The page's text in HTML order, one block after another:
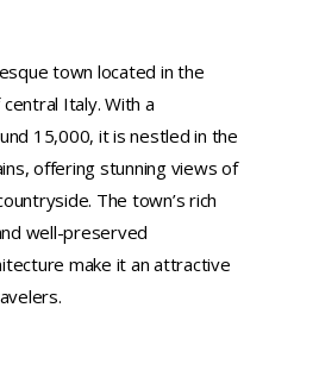
town located in the
Italy. With a
15,000, it is nestled in the
offering stunning views of
The town’s rich
well-preserved
make it an attractive